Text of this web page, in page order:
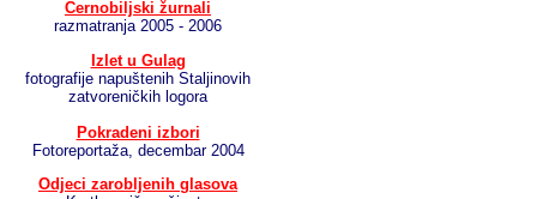
Černobiljski žurnali
razmatranja 2005 - 2006
Izlet u Gulag
fotografije napuštenih Staljinovih
zatvoreničkih logora
Pokradeni izbori
Fotoreportaža, decembar 2004
Odjeci zarobljenih glasova